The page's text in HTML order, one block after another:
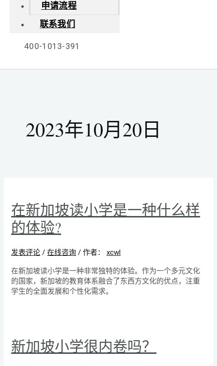
申请流程
联系我们
400-1013-391
2023年10月20日
在新加坡读小学是一种什么样
的体验?
发表评论 /在线咨询 / 作者： xcwl
在新加坡读小学是一种非常独特的体验。作为一个多元文化
的国家，新加坡的教育体系融合了东西方文化的优点，注重
学生的全面发展和个性化需求。
新加坡小学很内卷吗？